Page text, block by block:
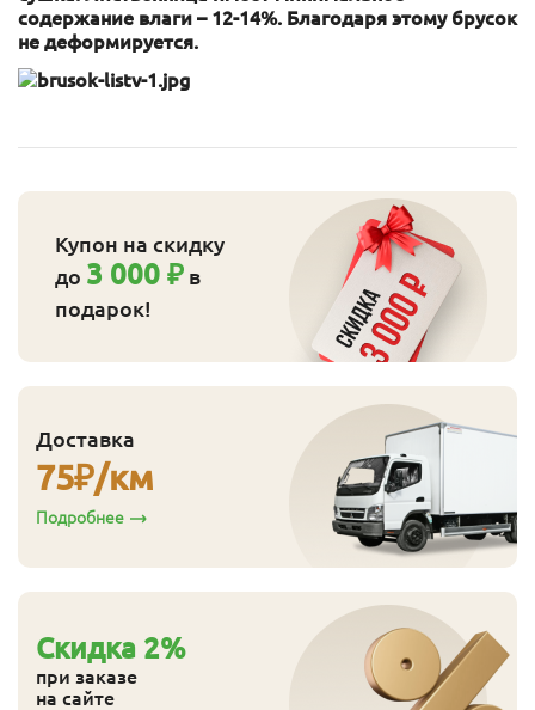
содержание влаги – 12-14%. Благодаря этому брусок
не деформируется.
Купон на скидку
до 3 000 ₽ в
подарок!
Доставка
75₽/км
Подробнее
Cкидка 2%
при заказе
на сайте